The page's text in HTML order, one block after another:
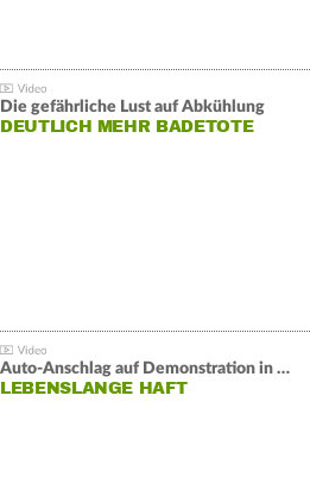
Die gefährliche Lust auf Abkühlung
DEUTLICH MEHR BADETOTE
Auto-Anschlag auf Demonstration in München:
LEBENSLANGE HAFT